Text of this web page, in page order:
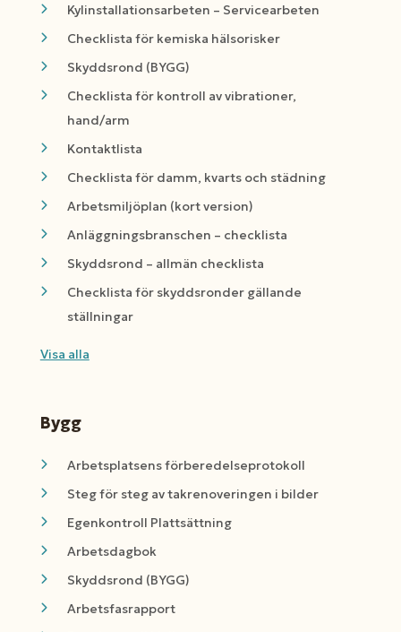
Kylinstallationsarbeten – Servicearbeten
Checklista för kemiska hälsorisker
Skyddsrond (BYGG)
Checklista för kontroll av vibrationer,
hand/arm
Kontaktlista
Checklista för damm, kvarts och städning
Arbetsmiljöplan (kort version)
Anläggningsbranschen – checklista
Skyddsrond – allmän checklista
Checklista för skyddsronder gällande
ställningar
Visa alla
Bygg
Arbetsplatsens förberedelseprotokoll
Steg för steg av takrenoveringen i bilder
Egenkontroll Plattsättning
Arbetsdagbok
Skyddsrond (BYGG)
Arbetsfasrapport